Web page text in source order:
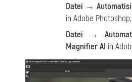
Datei →
in Adobe Photoshop;
Datei →
Magnifier AI in